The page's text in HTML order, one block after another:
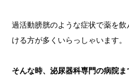
過活動膀胱のような症状で薬を
ける方が多くいらっしゃいます。
そんな時、泌尿器科専門の病院